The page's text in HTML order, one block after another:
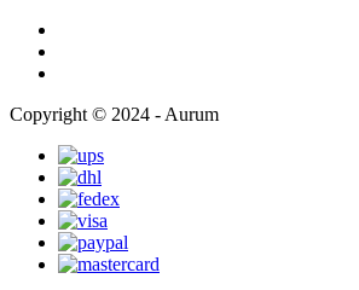
Copyright © 2024 - Aurum